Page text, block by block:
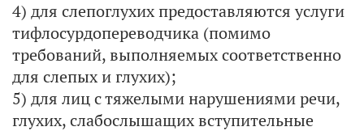
4) для слепоглухих предоставляются услуги
тифлосурдопереводчика (помимо
требований, выполняемых соответственно
для слепых и глухих);
5) для лиц с тяжелыми нарушениями речи,
глухих, слабослышащих вступительные